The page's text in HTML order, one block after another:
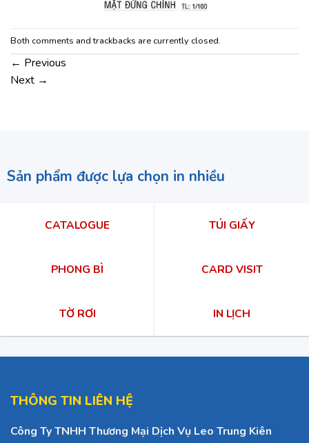
Both comments and trackbacks are currently closed.
← Previous
Next →
Sản phẩm được lựa chọn in nhiều
CATALOGUE TÚI GIẤY
PHONG BÌ CARD VISIT
TỜ RƠI IN LỊCH
THÔNG TIN LIÊN HỆ
Công Ty TNHH Thương Mại Dịch Vụ Leo Trung Kiên